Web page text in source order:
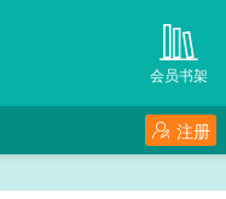
会员书架
注册